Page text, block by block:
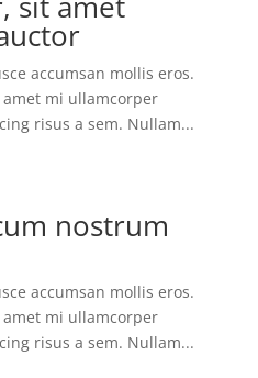
accumsan mollis eros.
mi ullamcorper
risus a sem. Nullam...
nostrum
accumsan mollis eros.
mi ullamcorper
risus a sem. Nullam...